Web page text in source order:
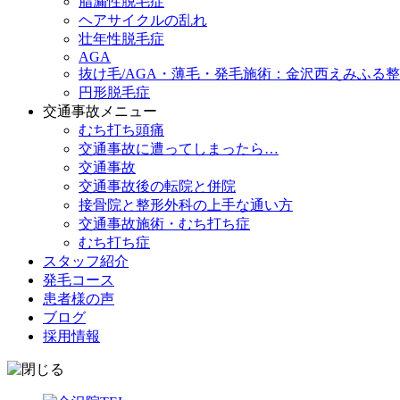
ヘアサイクルの乱れ
壮年性脱毛症
AGA
抜け毛/AGA・薄毛・発毛施術：金沢西えみふる
円形脱毛症
交通事故メニュー
むち打ち頭痛
交通事故に遭ってしまったら…
交通事故
交通事故後の転院と併院
接骨院と整形外科の上手な通い方
交通事故施術・むち打ち症
むち打ち症
スタッフ紹介
発毛コース
患者様の声
ブログ
採用情報